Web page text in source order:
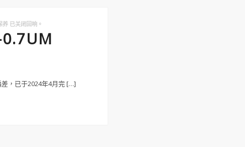
养 已关闭回响。
，已于2024年4月完 […]